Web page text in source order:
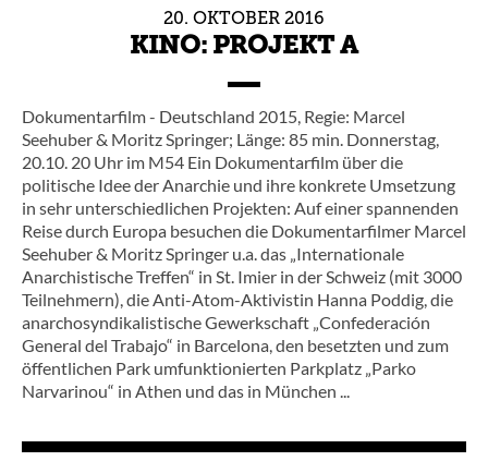
20. OKTOBER 2016
KINO: PROJEKT A
Dokumentarfilm - Deutschland 2015, Regie: Marcel
Seehuber & Moritz Springer; Länge: 85 min. Donnerstag,
20.10. 20 Uhr im M54 Ein Dokumentarfilm über die
politische Idee der Anarchie und ihre konkrete Umsetzung
in sehr unterschiedlichen Projekten: Auf einer spannenden
Reise durch Europa besuchen die Dokumentarfilmer Marcel
Seehuber & Moritz Springer u.a. das „Internationale
Anarchistische Treffen“ in St. Imier in der Schweiz (mit 3000
Teilnehmern), die Anti-Atom-Aktivistin Hanna Poddig, die
anarchosyndikalistische Gewerkschaft „Confederación
General del Trabajo“ in Barcelona, den besetzten und zum
öffentlichen Park umfunktionierten Parkplatz „Parko
Narvarinou“ in Athen und das in München ...